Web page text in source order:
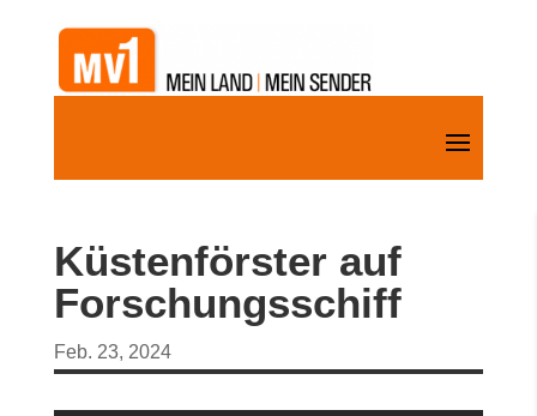
Küstenförster auf
Forschungsschiff
Feb. 23, 2024